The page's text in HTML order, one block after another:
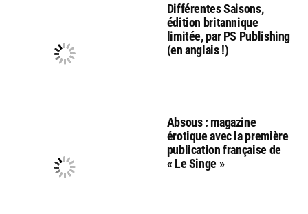
Différentes Saisons,
édition britannique
limitée, par PS Publishing
(en anglais !)
Absous : magazine
érotique avec la première
publication française de
« Le Singe »